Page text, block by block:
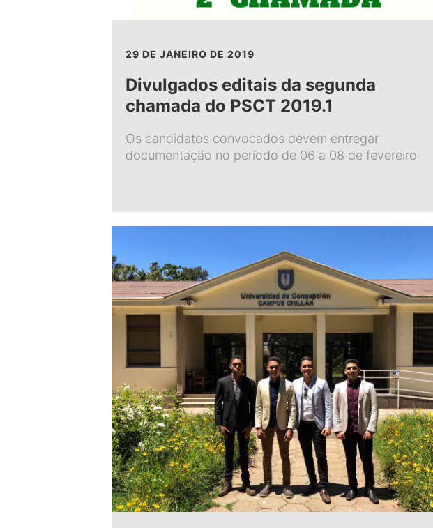
29 DE JANEIRO DE 2019
Divulgados editais da segunda
chamada do PSCT 2019.1
Os candidatos convocados devem entregar
documentação no período de 06 a 08 de fevereiro